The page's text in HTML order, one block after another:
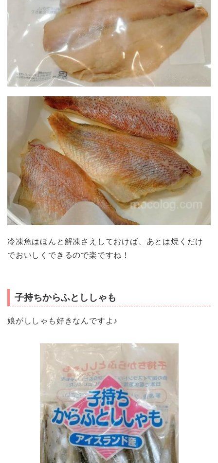
冷凍魚はほんと解凍さえしておけば、あとは焼くだけ
でおいしくできるので楽ですね！
子持ちからふとししゃも
娘がししゃも好きなんですよ♪